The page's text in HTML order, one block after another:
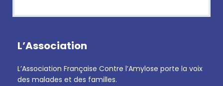
L’Association
L’Association Française Contre l’Amylose porte la voix
des malades et des familles.